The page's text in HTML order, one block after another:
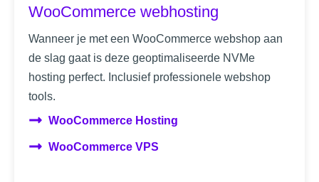
WooCommerce webhosting
Wanneer je met een WooCommerce webshop aan
de slag gaat is deze geoptimaliseerde NVMe
hosting perfect. Inclusief professionele webshop
tools.
WooCommerce Hosting
WooCommerce VPS